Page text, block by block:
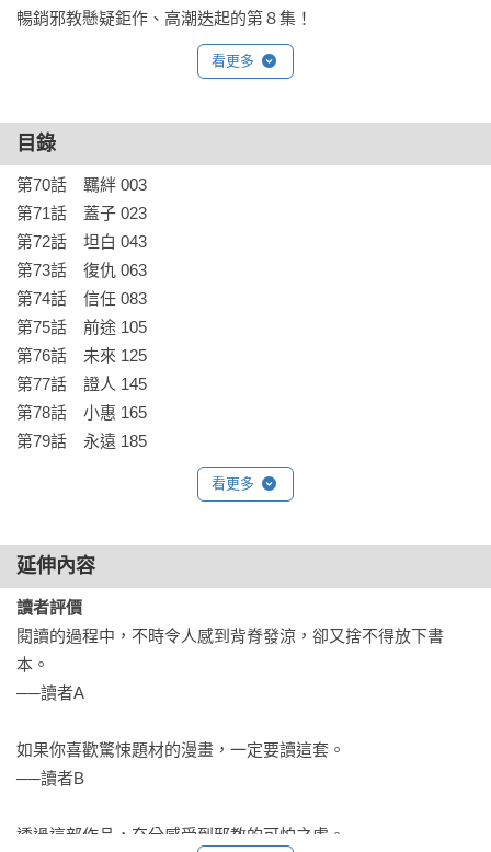
暢銷邪教懸疑鉅作、高潮迭起的第８集！
看更多
目錄
第70話　羈絆 003
第71話　蓋子 023
第72話　坦白 043
第73話　復仇 063
第74話　信任 083
第75話　前途 105
第76話　未來 125
第77話　證人 145
第78話　小惠 165
第79話　永遠 185
看更多
延伸內容
讀者評價
閱讀的過程中，不時令人感到背脊發涼，卻又捨不得放下書
本。
──讀者A
如果你喜歡驚悚題材的漫畫，一定要讀這套。
──讀者B
透過這部作品，充分感受到邪教的可怕之處。